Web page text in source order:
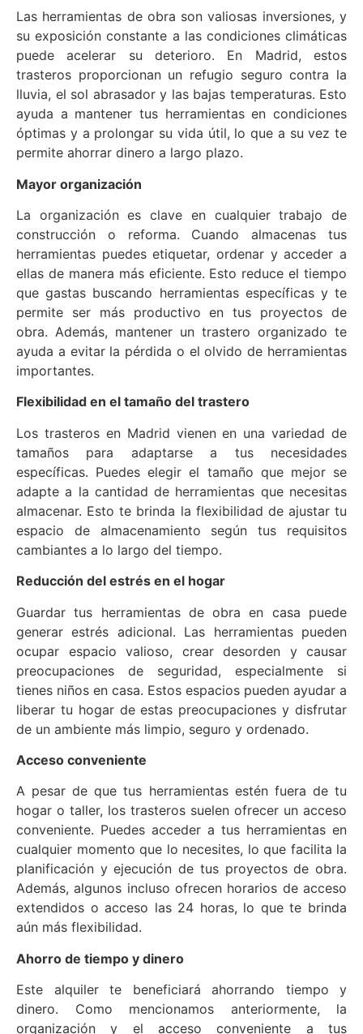
Las herramientas de obra son valiosas inversiones, y
su exposición constante a las condiciones climáticas
puede acelerar su deterioro. En Madrid, estos
trasteros proporcionan un refugio seguro contra la
lluvia, el sol abrasador y las bajas temperaturas. Esto
ayuda a mantener tus herramientas en condiciones
óptimas y a prolongar su vida útil, lo que a su vez te
permite ahorrar dinero a largo plazo.
Mayor organización
La organización es clave en cualquier trabajo de
construcción o reforma. Cuando almacenas tus
herramientas puedes etiquetar, ordenar y acceder a
ellas de manera más eficiente. Esto reduce el tiempo
que gastas buscando herramientas específicas y te
permite ser más productivo en tus proyectos de
obra. Además, mantener un trastero organizado te
ayuda a evitar la pérdida o el olvido de herramientas
importantes.
Flexibilidad en el tamaño del trastero
Los trasteros en Madrid vienen en una variedad de
tamaños para adaptarse a tus necesidades
específicas. Puedes elegir el tamaño que mejor se
adapte a la cantidad de herramientas que necesitas
almacenar. Esto te brinda la flexibilidad de ajustar tu
espacio de almacenamiento según tus requisitos
cambiantes a lo largo del tiempo.
Reducción del estrés en el hogar
Guardar tus herramientas de obra en casa puede
generar estrés adicional. Las herramientas pueden
ocupar espacio valioso, crear desorden y causar
preocupaciones de seguridad, especialmente si
tienes niños en casa. Estos espacios pueden ayudar a
liberar tu hogar de estas preocupaciones y disfrutar
de un ambiente más limpio, seguro y ordenado.
Acceso conveniente
A pesar de que tus herramientas estén fuera de tu
hogar o taller, los trasteros suelen ofrecer un acceso
conveniente. Puedes acceder a tus herramientas en
cualquier momento que lo necesites, lo que facilita la
planificación y ejecución de tus proyectos de obra.
Además, algunos incluso ofrecen horarios de acceso
extendidos o acceso las 24 horas, lo que te brinda
aún más flexibilidad.
Ahorro de tiempo y dinero
Este alquiler te beneficiará ahorrando tiempo y
dinero. Como mencionamos anteriormente, la
organización y el acceso conveniente a tus